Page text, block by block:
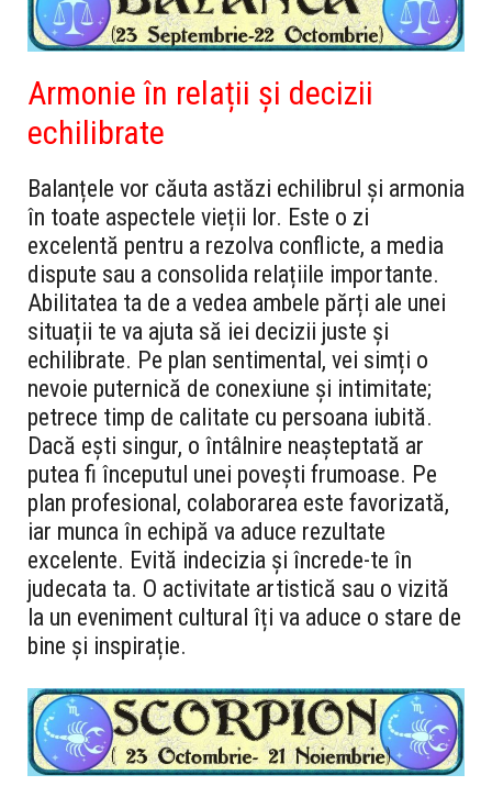
Armonie în relații și decizii
echilibrate
Balanțele vor căuta astăzi echilibrul și armonia
în toate aspectele vieții lor. Este o zi
excelentă pentru a rezolva conflicte, a media
dispute sau a consolida relațiile importante.
Abilitatea ta de a vedea ambele părți ale unei
situații te va ajuta să iei decizii juste și
echilibrate. Pe plan sentimental, vei simți o
nevoie puternică de conexiune și intimitate;
petrece timp de calitate cu persoana iubită.
Dacă ești singur, o întâlnire neașteptată ar
putea fi începutul unei povești frumoase. Pe
plan profesional, colaborarea este favorizată,
iar munca în echipă va aduce rezultate
excelente. Evită indecizia și încrede-te în
judecata ta. O activitate artistică sau o vizită
la un eveniment cultural îți va aduce o stare de
bine și inspirație.